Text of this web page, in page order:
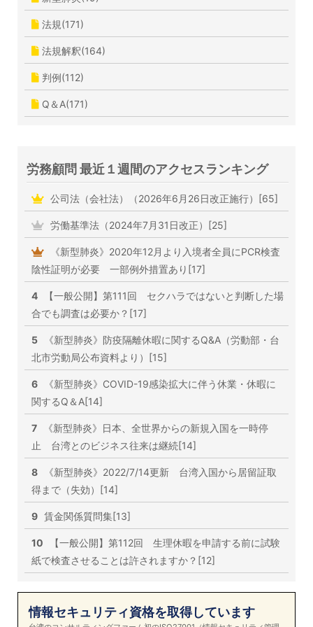
法規(171)
法規解釈(164)
判例(112)
Q＆A(171)
労務顧問 最近１週間のアクセスランキング
公司法（会社法）（2026年6月26日改正施行）[65]
労働基準法（2024年7月31日改正）[25]
《新型肺炎》2020年12月より入境者全員にPCR検査
陰性証明が必要 一部例外措置あり[17]
4
【一般公開】第111回 セクハラではないと判断した場
合でも調査は必要か？[17]
5
《新型肺炎》防疫隔離休暇に関するQ&A（労動部・台
北市労動局公布資料より）[15]
6
《新型肺炎》COVID-19感染拡大に伴う休業・休暇に
関するQ＆A[14]
7
《新型肺炎》日本、全世界からの新規入国を一時停
止 台湾とのビジネス往来は継続[14]
8
《新型肺炎》2022/7/14更新 台湾入国から居留証取
得まで（失効）[14]
9 賃金関係質問集[13]
10
【一般公開】第112回 生理休暇を申請する前に試験
紙で検査させることは許されますか？[12]
情報セキュリティ資格を取得しています